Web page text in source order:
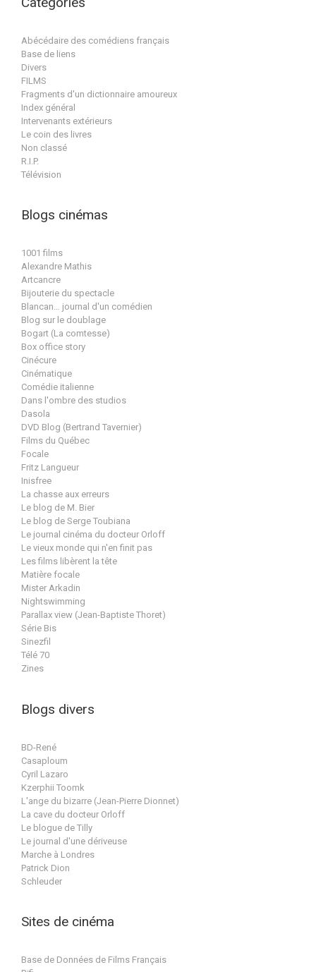
Abécédaire des comédiens français
Base de liens
Divers
FILMS
Fragments d'un dictionnaire amoureux
Index général
Intervenants extérieurs
Le coin des livres
Non classé
R.I.P.
Télévision
Blogs cinémas
1001 films
Alexandre Mathis
Artcancre
Bijouterie du spectacle
Blancan… journal d'un comédien
Blog sur le doublage
Bogart (La comtesse)
Box office story
Cinécure
Cinématique
Comédie italienne
Dans l'ombre des studios
Dasola
DVD Blog (Bertrand Tavernier)
Films du Québec
Focale
Fritz Langueur
Inisfree
La chasse aux erreurs
Le blog de M. Bier
Le blog de Serge Toubiana
Le journal cinéma du docteur Orloff
Le vieux monde qui n'en finit pas
Les films libèrent la tête
Matière focale
Mister Arkadin
Nightswimming
Parallax view (Jean-Baptiste Thoret)
Série Bis
Sinezfil
Télé 70
Zines
Blogs divers
BD-René
Casaploum
Cyril Lazaro
Kzerphii Toomk
L'ange du bizarre (Jean-Pierre Dionnet)
La cave du docteur Orloff
Le blogue de Tilly
Le journal d'une dériveuse
Marche à Londres
Patrick Dion
Schleuder
Sites de cinéma
Base de Données de Films Français